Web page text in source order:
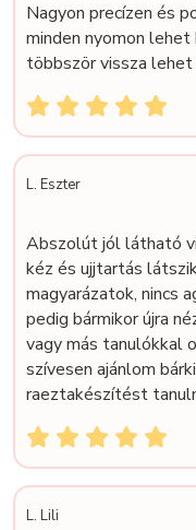
Nagyon precízen és
minden nyomon
többször vissza lehet
L. Eszter
Abszolút jól látható
kéz és ujjtartás
magyarázatok, nincs
pedig bármikor újra
vagy más tanulókkal
szívesen ajánlom
raeztakészítést
L. Lili